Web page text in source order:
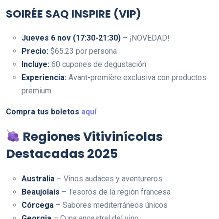
SOIRÉE SAQ INSPIRE (VIP)
Jueves 6 nov (17:30-21:30) – ¡NOVEDAD!
Precio: $65.23 por persona
Incluye: 60 cupones de degustación
Experiencia: Avant-première exclusiva con productos
premium
Compra tus boletos aquí
Regiones Vitivinícolas
Destacadas 2025
Australia – Vinos audaces y aventureros
Beaujolais – Tesoros de la región francesa
Córcega – Sabores mediterráneos únicos